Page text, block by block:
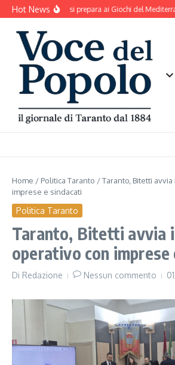
Salta al contenuto
Hot NewsTaranto si prepara ai Giochi del
Home / Politica Taranto /Taranto, Bitetti
imprese e sindacati
Politica Taranto
Taranto, Bitetti avvia
operativo con imprese
Di Redazione Nessun commento